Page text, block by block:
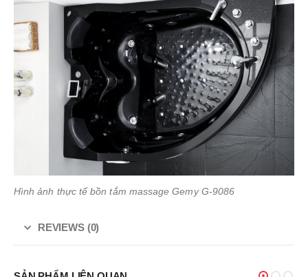
Hình ảnh thực tế bồn tắm massage Gemy G-9086
REVIEWS (0)